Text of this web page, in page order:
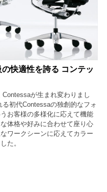
快適性を誇る コンテッ
が生まれ変わりまし
初代Contessaの独創的なフォ
お客様の多様化に応えて機能
体格や好みに合わせて座り心
ワークシーンに応えてカラー
た。